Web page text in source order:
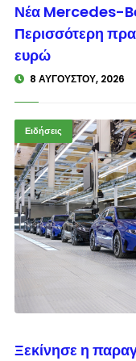
Νέα Mercedes-
Περισσότερη
ευρώ
8 ΑΥΓΟΎΣΤΟΥ, 2026
Ειδήσεις
Ξεκίνησε η